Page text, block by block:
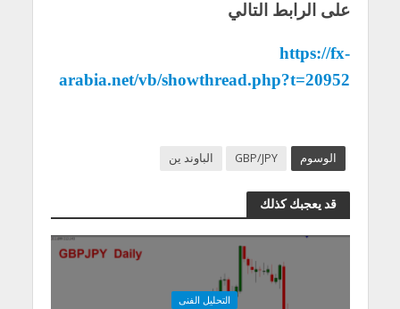
على الرابط التالي
https://fx-
arabia.net/vb/showthread.php?t=20952
الوسوم GBP/JPY الباوند ين
قد يعجبك كذلك
التحليل الفنى